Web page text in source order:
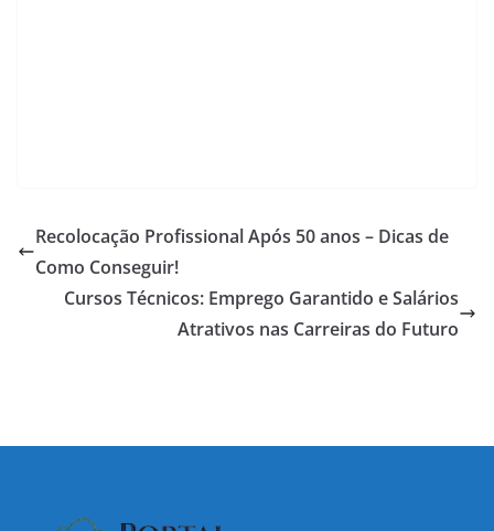
Recolocação Profissional Após 50 anos – Dicas de
Como Conseguir!
Cursos Técnicos: Emprego Garantido e Salários
Atrativos nas Carreiras do Futuro